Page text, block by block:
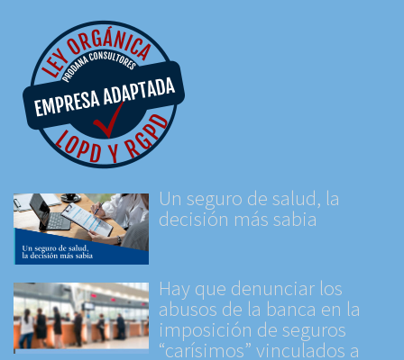
Un seguro de salud, la
decisión más sabia
Hay que denunciar los
abusos de la banca en la
imposición de seguros
“carísimos” vinculados a